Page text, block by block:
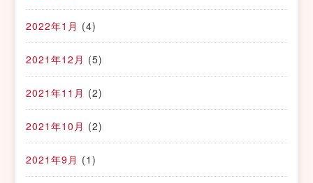
2022年1月 (4)
2021年12月 (5)
2021年11月 (2)
2021年10月 (2)
2021年9月 (1)